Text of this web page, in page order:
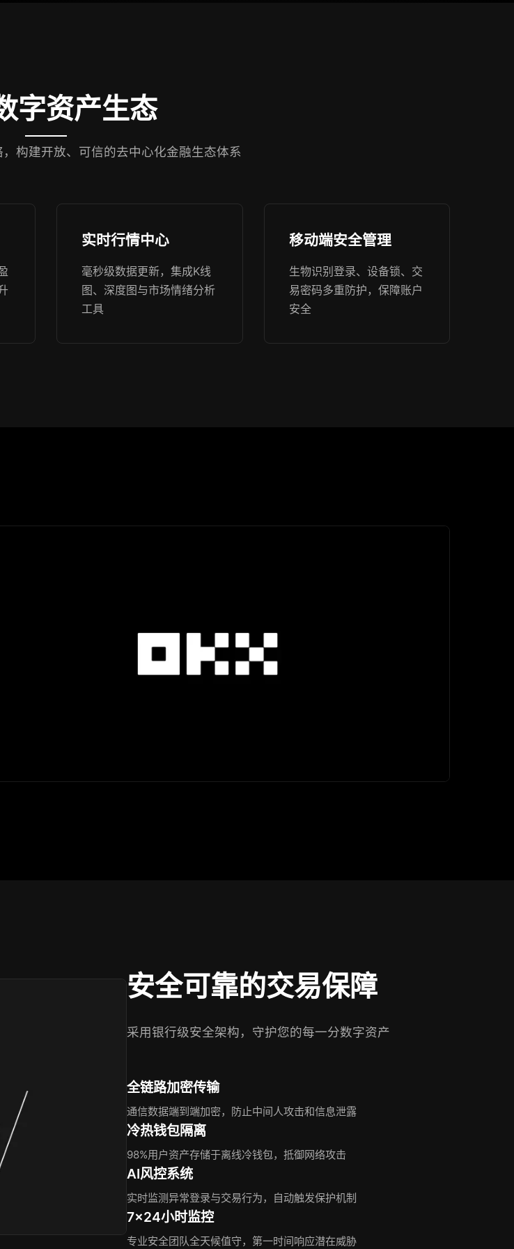
字资产生态
构建开放、可信的去中心化金融生态体系
实时行情中心
毫秒级数据更新，集成K线
图、深度图与市场情绪分析
工具
移动端安全管理
生物识别登录、设备锁、交
易密码多重防护，保障账户
安全
安全可靠的交易保障
采用银行级安全架构，守护您的每一分数字资产
全链路加密传输
通信数据端到端加密，防止中间人攻击和信息泄露
冷热钱包隔离
98%用户资产存储于离线冷钱包，抵御网络攻击
AI风控系统
实时监测异常登录与交易行为，自动触发保护机制
7×24小时监控
专业安全团队全天候值守，第一时间响应潜在威胁